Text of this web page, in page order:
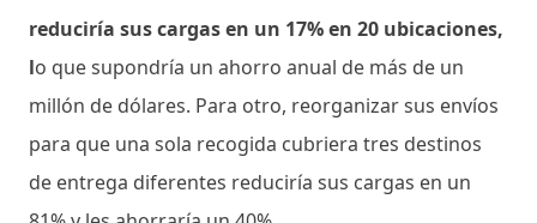
reduciría sus cargas en un 17% en 20 ubicaciones,
lo que supondría un ahorro anual de más de un
millón de dólares. Para otro, reorganizar sus envíos
para que una sola recogida cubriera tres destinos
de entrega diferentes reduciría sus cargas en un